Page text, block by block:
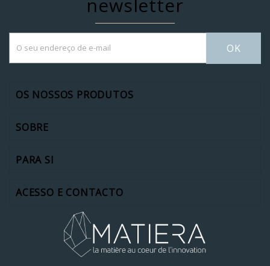
OK
OS NOSSOS PRODUTOS
SOBRE
PARA SI
ACESSO E CONTACTO